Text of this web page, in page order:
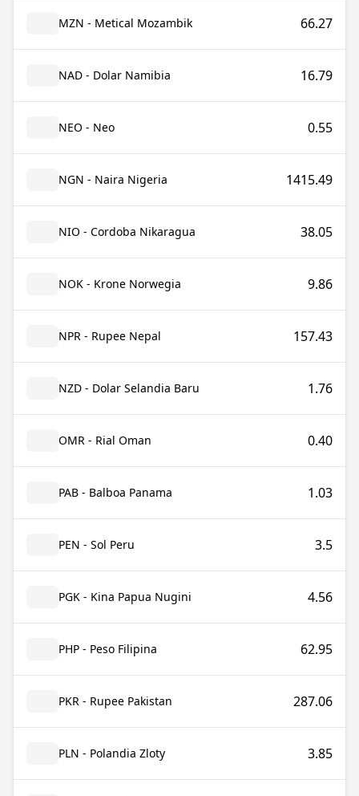
MZN - Metical Mozambik 66.27
NAD - Dolar Namibia 16.79
NEO - Neo 0.55
NGN - Naira Nigeria 1415.49
NIO - Cordoba Nikaragua 38.05
NOK - Krone Norwegia 9.86
NPR - Rupee Nepal 157.43
NZD - Dolar Selandia Baru 1.76
OMR - Rial Oman 0.40
PAB - Balboa Panama 1.03
PEN - Sol Peru 3.5
PGK - Kina Papua Nugini 4.56
PHP - Peso Filipina 62.95
PKR - Rupee Pakistan 287.06
PLN - Polandia Zloty 3.85